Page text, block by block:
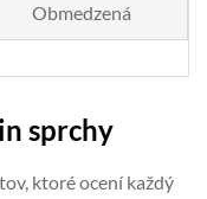
Obmedzená
sprchy
ktoré ocení každý